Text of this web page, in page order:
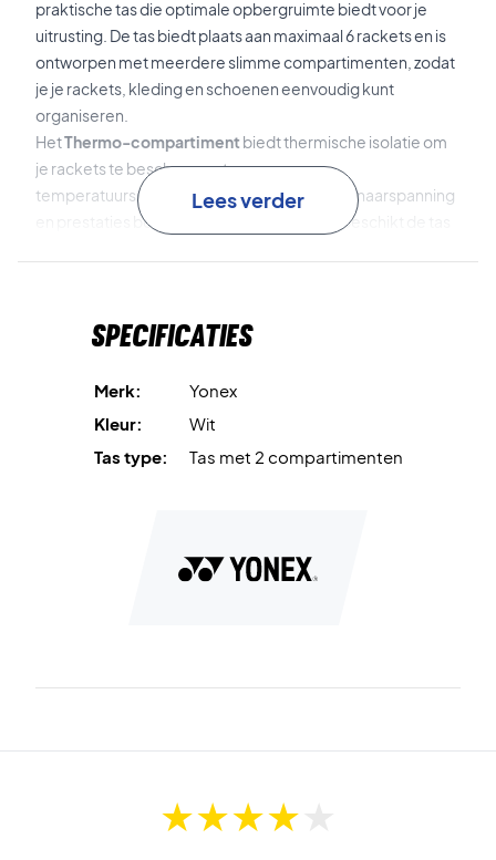
praktische tas die optimale opbergruimte biedt voor je
uitrusting. De tas biedt plaats aan maximaal 6 rackets en is
ontworpen met meerdere slimme compartimenten, zodat
je je rackets, kleding en schoenen eenvoudig kunt
organiseren.
HetThermo-compartiment biedt thermische isolatie om
je rackets te beschermen tegen
temperatuurschommelingen, waardoor de snaarspanning
en prestaties behouden blijven. Daarnaast beschikt de tas
schouderbanden, waardoor hij comfortabel als rugzak te
extra vak voor shuttles en een intern waszakje voor kleine
accessoires.
Kleur: Wit en donkerblauw.
Lees verder
Specificaties
Merk:
Yonex
Kleur:
Wit
Tas type:
Tas met 2 compartimenten